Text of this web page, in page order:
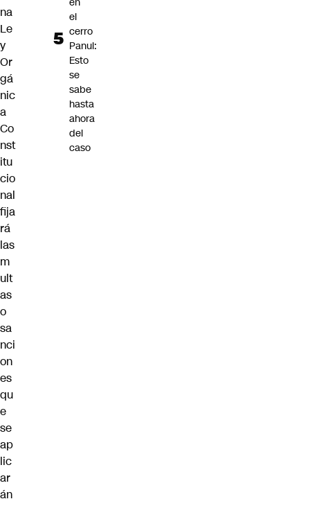
na
Le
y
Or
gá
nic
a
Co
nst
itu
cio
nal
fija
rá
las
m
ult
as
o
sa
nci
on
es
qu
e
se
ap
lic
ar
án
el
cerro
Panul:
Esto
se
sabe
hasta
ahora
del
caso